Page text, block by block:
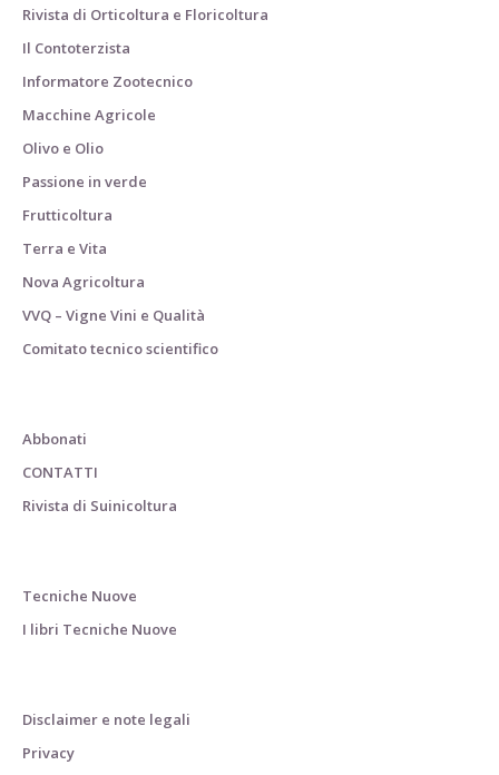
Rivista di Orticoltura e Floricoltura
Il Contoterzista
Informatore Zootecnico
Macchine Agricole
Olivo e Olio
Passione in verde
Frutticoltura
Terra e Vita
Nova Agricoltura
VVQ – Vigne Vini e Qualità
Comitato tecnico scientifico
Abbonati
CONTATTI
Rivista di Suinicoltura
Tecniche Nuove
I libri Tecniche Nuove
Disclaimer e note legali
Privacy